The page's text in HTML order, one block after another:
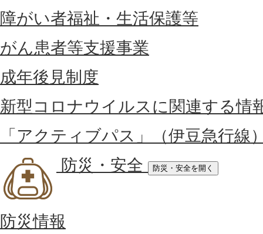
障がい者福祉・生活保護等
がん患者等支援事業
成年後見制度
新型コロナウイルスに関連する情
「アクティブパス」（伊豆急行線
防災・安全
防災・安全を開く
防災情報